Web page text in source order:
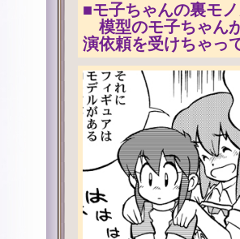
■モ子ちゃんの裏モ
模型のモ子ちゃん
演依頼を受けちゃっ